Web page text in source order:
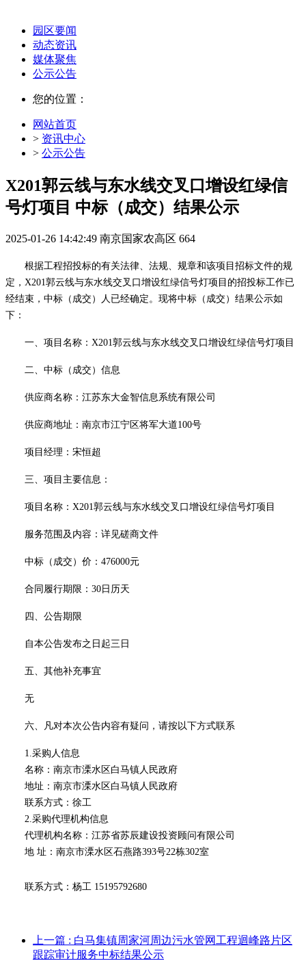
园区要闻
动态资讯
媒体聚焦
公示公告
您的位置：
网站首页
> 资讯中心
> 公示公告
X201郭云线与东水线交叉口增设红绿信
号灯项目 中标（成交）结果公示
2025-01-26 14:42:49 南京国家农高区 664
根据工程招投标的有关法律、法规、规章和该项目招标文件的规
定， X201郭云线与东水线交叉口增设红绿信号灯项目 的招投标工作已
经结束，中标（成交）人已经确定。现将中标（成交）结果公示如
下：
一、项目名称： X201郭云线与东水线交叉口增设红绿信号灯项目
二、中标（成交）信息
供应商名称： 江苏东大金智信息系统有限公司
供应商地址： 南京市江宁区将军大道100号
项目经理：宋恒超
三、项目主要信息：
项目名称： X201郭云线与东水线交叉口增设红绿信号灯项目
服务范围及内容：详见磋商文件
中标（成交）价： 476000元
合同履行期限： 30日历天
四、公告期限
自本公告发布之日起三日
五、其他补充事宜
无
六、凡对本次公告内容有疑问，请按以下方式联系
1. 采购人信息
名称： 南京市溧水区白马镇人民政府
地址： 南京市溧水区白马镇人民政府
联系方式： 徐工
2. 采购代理机构信息
代理机构名称： 江苏省苏辰建设投资顾问有限公司
地 址： 南京市溧水区石燕路393号22栋302室
联系方式： 杨工 15195792680
上一篇 : 白马集镇周家河周边污水管网工程迴峰路片区
跟踪审计服务中标结果公示